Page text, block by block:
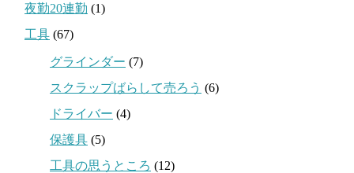
夜勤20連勤 (1)
工具 (67)
グラインダー (7)
スクラップばらして売ろう (6)
ドライバー (4)
保護具 (5)
工具の思うところ (12)